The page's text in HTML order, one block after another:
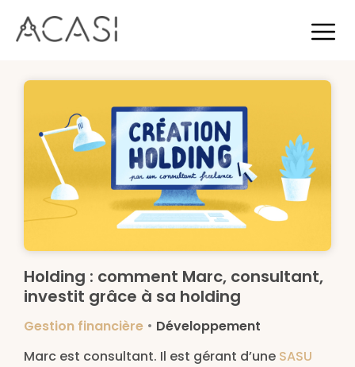
Holding : comment Marc, consultant,
investit grâce à sa holding
Gestion financière • Développement
Marc est consultant. Il est gérant d’une SASU